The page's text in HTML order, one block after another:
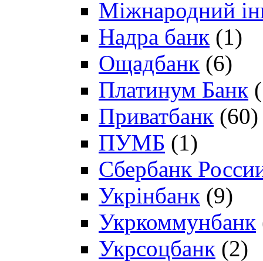
Міжнародний
Надра банк (1)
Ощадбанк (6)
Платинум Банк
Приватбанк (60)
ПУМБ (1)
Сбербанк
Укрінбанк (9)
Укркоммунбанк
Укрсоцбанк (2)